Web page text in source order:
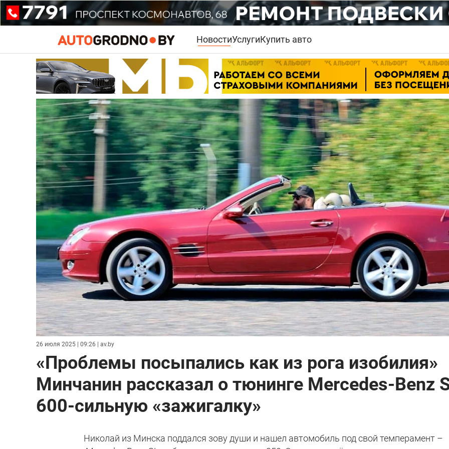
НовостиУслугиКупить авто
26 июля 2025 | 09:26 | av.by
«Проблемы посыпались как из рога изобилия»
Минчанин рассказал о тюнинге Mercedes-Benz
600-сильную «зажигалку»
Николай из Минска поддался зову души и нашел автомобиль под свой темперамент –